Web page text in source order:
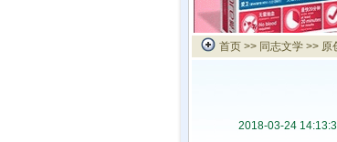
首页 >> 同志文学 >> 原
2018-03-24